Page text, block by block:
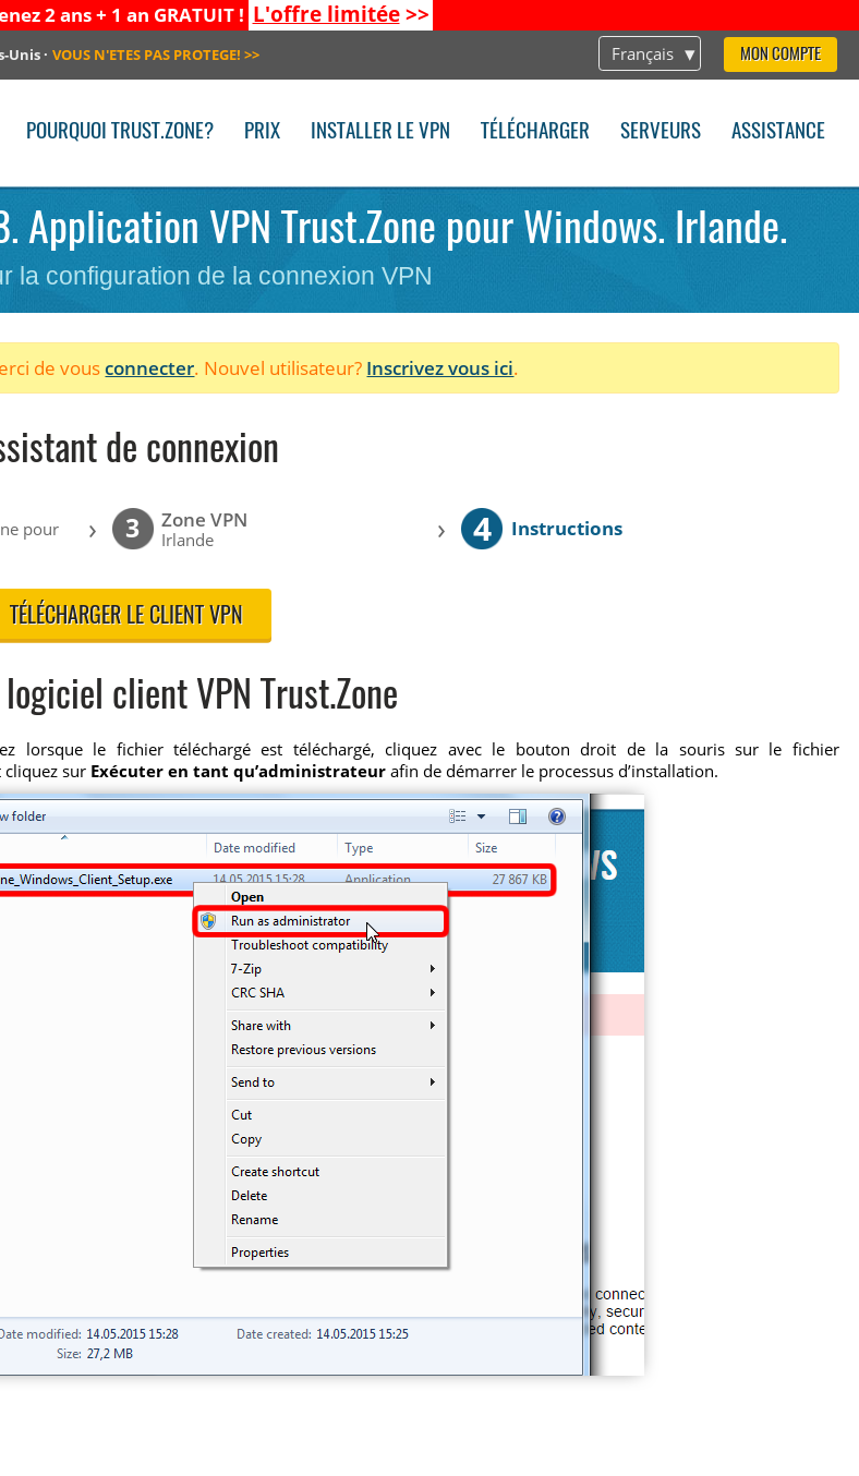
2 ans + 1 an GRATUIT ! L'offre limitée>>
Français MON COMPTE
Unis· VOUS N'ETES PAS PROTEGE! >>
POURQUOI TRUST.ZONE? PRIX INSTALLER LE VPN TÉLÉCHARGER SERVEURS ASSISTANCE
Application VPN Trust.Zone pour Windows. Irlande.
la configuration de la connexion VPN
de vousconnecter. Nouvel utilisateur? Inscrivez vous ici.
de connexion
pour
› 3 Zone VPN
Irlande › 4 Instructions
TÉLÉCHARGER LE CLIENT VPN
client VPN Trust.Zone
lorsque le fichier téléchargé est téléchargé, cliquez avec le bouton droit de la souris sur le fichier
sur Exécuter en tant qu’administrateur afin de démarrer le processus d’installation.